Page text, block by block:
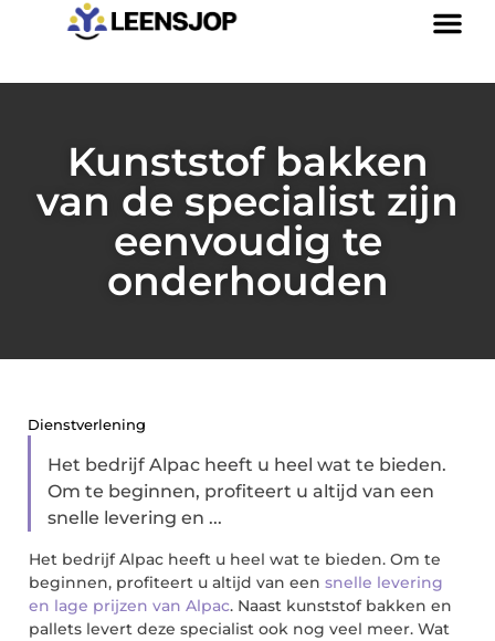
Kunststof bakken
van de specialist zijn
eenvoudig te
onderhouden
Dienstverlening
Het bedrijf Alpac heeft u heel wat te bieden.
Om te beginnen, profiteert u altijd van een
snelle levering en ...
Het bedrijf Alpac heeft u heel wat te bieden. Om te
beginnen, profiteert u altijd van een snelle levering
en lage prijzen van Alpac. Naast kunststof bakken en
pallets levert deze specialist ook nog veel meer. Wat